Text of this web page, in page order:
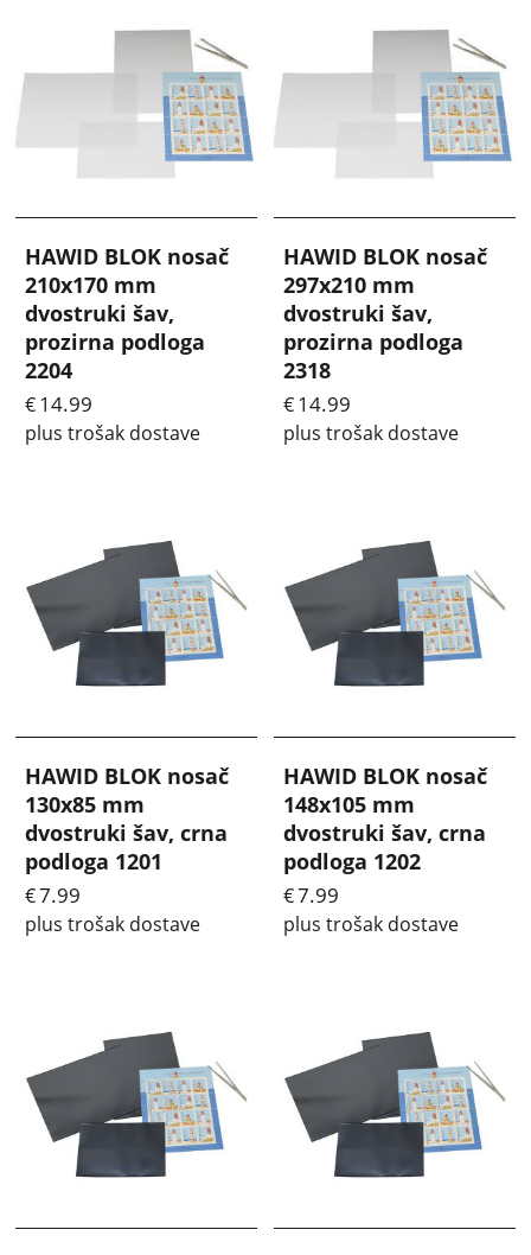
HAWID BLOK nosač
210x170 mm
dvostruki šav,
prozirna podloga
2204
€14.99
plus trošak dostave
HAWID BLOK nosač
297x210 mm
dvostruki šav,
prozirna podloga
2318
€14.99
plus trošak dostave
HAWID BLOK nosač
130x85 mm
dvostruki šav, crna
podloga 1201
€7.99
plus trošak dostave
HAWID BLOK nosač
148x105 mm
dvostruki šav, crna
podloga 1202
€7.99
plus trošak dostave